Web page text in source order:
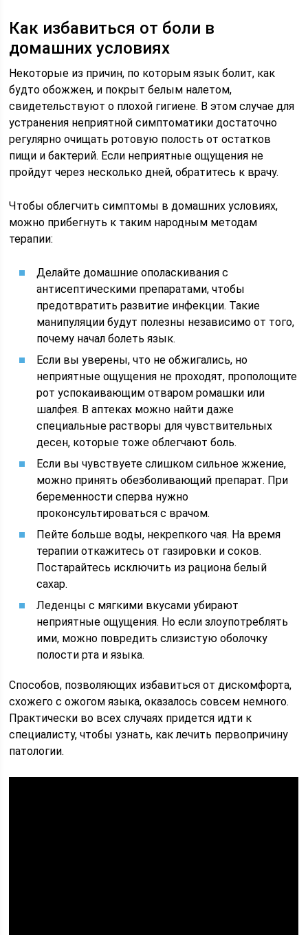
Как избавиться от боли в
домашних условиях
Некоторые из причин, по которым язык болит, как
будто обожжен, и покрыт белым налетом,
свидетельствуют о плохой гигиене. В этом случае для
устранения неприятной симптоматики достаточно
регулярно очищать ротовую полость от остатков
пищи и бактерий. Если неприятные ощущения не
пройдут через несколько дней, обратитесь к врачу.
Чтобы облегчить симптомы в домашних условиях,
можно прибегнуть к таким народным методам
терапии:
Делайте домашние ополаскивания с
антисептическими препаратами, чтобы
предотвратить развитие инфекции. Такие
манипуляции будут полезны независимо от того,
почему начал болеть язык.
Если вы уверены, что не обжигались, но
неприятные ощущения не проходят, прополощите
рот успокаивающим отваром ромашки или
шалфея. В аптеках можно найти даже
специальные растворы для чувствительных
десен, которые тоже облегчают боль.
Если вы чувствуете слишком сильное жжение,
можно принять обезболивающий препарат. При
беременности сперва нужно
проконсультироваться с врачом.
Пейте больше воды, некрепкого чая. На время
терапии откажитесь от газировки и соков.
Постарайтесь исключить из рациона белый
сахар.
Леденцы с мягкими вкусами убирают
неприятные ощущения. Но если злоупотреблять
ими, можно повредить слизистую оболочку
полости рта и языка.
Способов, позволяющих избавиться от дискомфорта,
схожего с ожогом языка, оказалось совсем немного.
Практически во всех случаях придется идти к
специалисту, чтобы узнать, как лечить первопричину
патологии.